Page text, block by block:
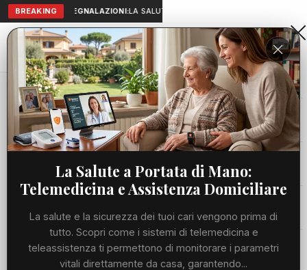
BREAKING SEGNALAZIONI:LA SALUTE A PORTATA DI MANO:
Aranova • NET
PORTALE UTILE AL TERRITORIO
Home
Cronaca
Viabilità
Utilità
Meteo
La Salute a Portata di Mano:
Telemedicina e Assistenza Domiciliare
La salute e la sicurezza dei tuoi cari vengono prima di
tutto. Scopri come i sistemi di telemedicina e
teleassistenza ti permettono di monitorare i parametri
vitali direttamente da casa, garantendo...